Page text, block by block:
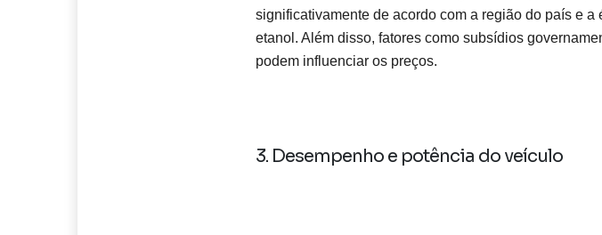
significativamente de acordo com a região do país e
etanol. Além disso, fatores como subsídios
podem influenciar os preços.
3. Desempenho e potência do veículo